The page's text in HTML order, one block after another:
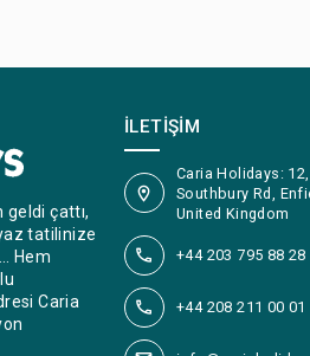
çattı,
tatilinize
Hem
Caria
İLETIŞIM
Caria Holidays: 12,
Southbury Rd,
United Kingdom
+44 203 795 88 28
+44 208 211 00 01